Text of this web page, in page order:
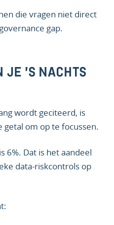
die vragen niet direct
gap.
JE ’S NACHTS
wordt geciteerd, is
getal om op te focussen.
6%. Dat is het aandeel
data-riskcontrols op